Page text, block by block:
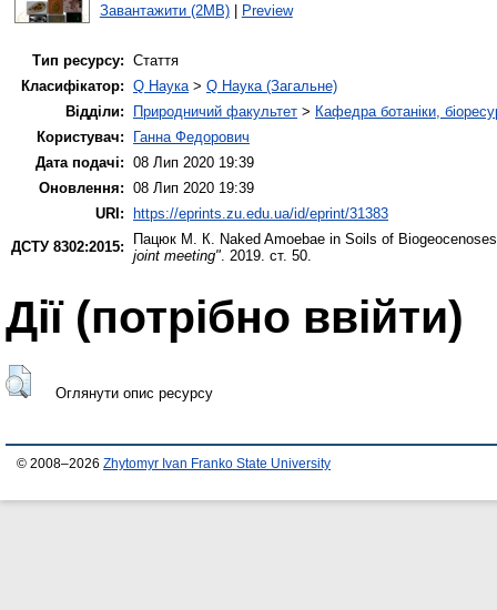
Завантажити (2MB)| Preview
Тип ресурсу: Стаття
Класифікатор: Q Наука> Q Наука (Загальне)
Відділи:
Природничий факультет > Кафедра ботаніки,
Користувач:
Ганна Федорович
Дата подачі: 08 Лип 2020 19:39
Оновлення: 08 Лип 2020 19:39
URI:
https://eprints.zu.edu.ua/id/eprint/31383
ДСТУ 8302:2015:
Пацюк М. К. Naked Amoebae in Soils of
joint meeting". 2019. ст. 50.
Дії ​​(потрібно ввійти)
Оглянути опис ресурсу
© 2008–2026 Zhytomyr Ivan Franko State University